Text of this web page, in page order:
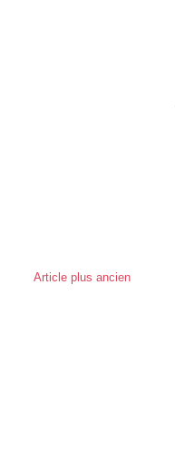
Article plus ancien